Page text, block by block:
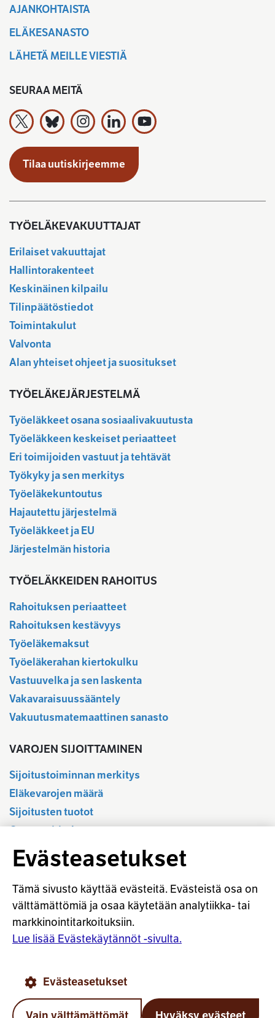
AJANKOHTAISTA
ELÄKESANASTO
LÄHETÄ MEILLE VIESTIÄ
SEURAA MEITÄ
Työeläkevakuuttajat TELA ry X:ssä
Työeläkevakuuttajat TELA ry Bluesky:ssa
Työeläkevakuuttajat TELA ry
Työeläkevakuuttajat TELA ry
Työeläkevakuuttajat TELA ry
Tilaa uutiskirjeemme
TYÖELÄKEVAKUUTTAJAT
Erilaiset vakuuttajat
Hallintorakenteet
Keskinäinen kilpailu
Tilinpäätöstiedot
Toimintakulut
Valvonta
Alan yhteiset ohjeet ja suositukset
TYÖELÄKEJÄRJESTELMÄ
Työeläkkeet osana sosiaalivakuutusta
Työeläkkeen keskeiset periaatteet
Eri toimijoiden vastuut ja tehtävät
Työkyky ja sen merkitys
Työeläkekuntoutus
Hajautettu järjestelmä
Työeläkkeet ja EU
Järjestelmän historia
TYÖELÄKKEIDEN RAHOITUS
Rahoituksen periaatteet
Rahoituksen kestävyys
Työeläkemaksut
Työeläkerahan kiertokulku
Vastuuvelka ja sen laskenta
Vakavaraisuussääntely
Vakuutusmatemaattinen sanasto
VAROJEN SIJOITTAMINEN
Sijoitustoiminnan merkitys
Eläkevarojen määrä
Sijoitusten tuotot
Osavuositiedot
Tilastotietokanta
Sijoitustoiminnan sääntely
Vastuullinen sijoittaminen
Sijoitussanasto
Osaketuoton ennakointi
Evästekäytännöt
Evästeasetukset
Tämä sivusto käyttää evästeitä. Evästeistä osa on
välttämättömiä ja osaa käytetään analytiikka- tai
markkinointitarkoituksiin.
Lue lisää Evästekäytännöt -sivulta.
Evästeasetukset